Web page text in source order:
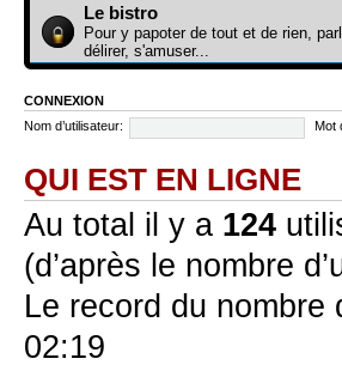
Le bistro
Pour y papoter de tout et de rien,
délirer, s'amuser...
CONNEXION
Nom d’utilisateur:
Mot
QUI EST EN LIGNE
Au total il y a 124
(d’après le nombre
Le record du nombre
02:19